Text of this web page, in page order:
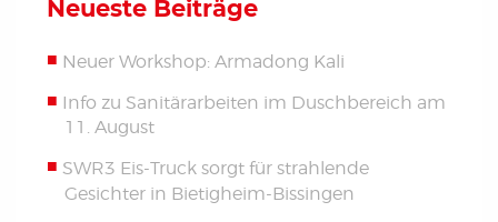
Neueste Beiträge
Neuer Workshop: Armadong Kali
Info zu Sanitärarbeiten im Duschbereich am
11. August
SWR3 Eis-Truck sorgt für strahlende
Gesichter in Bietigheim-Bissingen